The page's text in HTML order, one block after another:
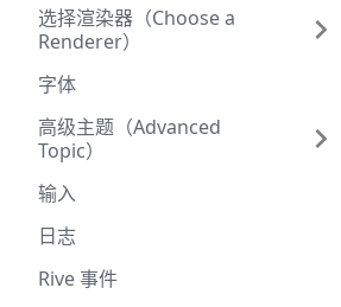
选择渲染器（Choose a
Renderer）
字体
高级主题（Advanced
Topic）
输入
日志
Rive 事件